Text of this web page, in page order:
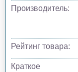
Производитель:
Рейтинг товара:
Краткое